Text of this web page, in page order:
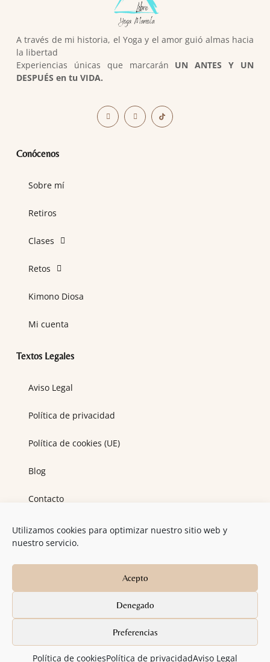
Utilizamos cookies para optimizar nuestro sitio web y
nuestro servicio.
Acepto
Denegado
Preferencias
Política de cookiesPolítica de privacidadAviso Legal
A través de mi historia, el Yoga y el amor guió almas hacia
la libertad
Experiencias únicas que marcarán UN ANTES Y UN
DESPUÉS en tu VIDA.
Conócenos
Sobre mí
Retiros
Clases
Retos
Kimono Diosa
Mi cuenta
Textos Legales
Aviso Legal
Política de privacidad
Política de cookies (UE)
Blog
Contacto
Contacta
Alma Libre – Sala física
C/ Marcelo Martín Bravo 17, Collado Villalba, Madrid
Copyright © 2026 Yoga Mariola- Alma Libre